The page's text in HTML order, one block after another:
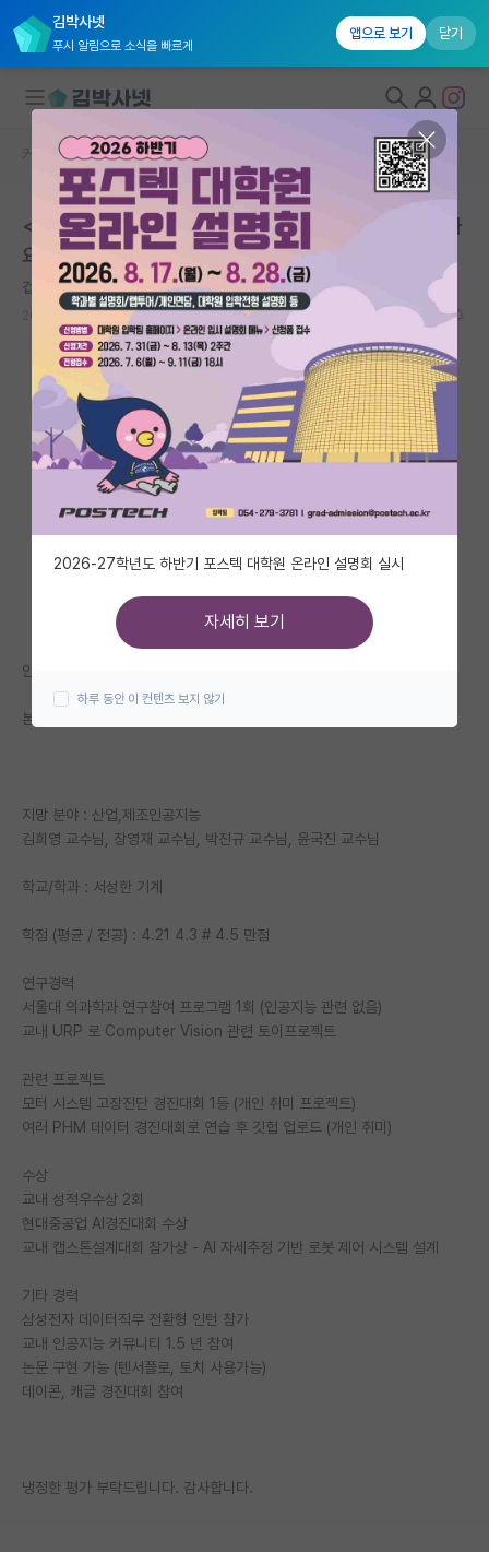
김박사넷
푸시 알림으로 소식을 빠르게
앱으로 보기 닫기
대학원생 모집
국내대학원 정보
연구실&오픈랩
커뮤니티
커뮤니티 홈
전체글보기
베스트 게시판
IF 명예의전당
자유 게시판(아무개랩)
미국 유학 게시판
미국 대학원 합격 후기 게시판
대학원 합격 후기 게시판
임용 정보 게시판
학부 인턴 게시판
취업 게시판
PI 전용 게시판
특수/전문대학원 게시판
장학금/장학생 게시판
학술 정보 게시판
커리어
유학교육
이벤트
재팬라운지 🌸
커뮤니티 홈 학부 인턴 게시판
<스펙 평가 부탁드립니다> 카이 AI 대학원 서류컷 당할까
요?
겁먹은 프랜시스 베이컨*
2021.12.15
15 5301
안녕하세요.
본론 바로 들어가겠습니다.
지망 분야 : 산업,제조인공지능
김희영 교수님, 장영재 교수님, 박진규 교수님, 윤국진 교수님
학교/학과 : 서성한 기계
학점 (평균 / 전공) : 4.21 4.3 # 4.5 만점
연구경력
서울대 의과학과 연구참여 프로그램 1회 (인공지능 관련 없음)
교내 URP 로 Computer Vision 관련 토이프로젝트
관련 프로젝트
모터 시스템 고장진단 경진대회 1등 (개인 취미 프로젝트)
여러 PHM 데이터 경진대회로 연습 후 깃헙 업로드 (개인 취미)
수상
교내 성적우수상 2회
현대중공업 AI경진대회 수상
교내 캡스톤설계대회 참가상 - AI 자세추정 기반 로봇 제어 시스템 설계
기타 경력
삼성전자 데이터직무 전환형 인턴 참가
교내 인공지능 커뮤니티 1.5 년 참여
논문 구현 가능 (텐서플로, 토치 사용가능)
데이콘, 캐글 경진대회 참여
냉정한 평가 부탁드립니다. 감사합니다.
2026-27학년도 하반기 포스텍 대학원 온라인 설명회 실시
자세히 보기
하루 동안 이 컨텐츠 보지 않기